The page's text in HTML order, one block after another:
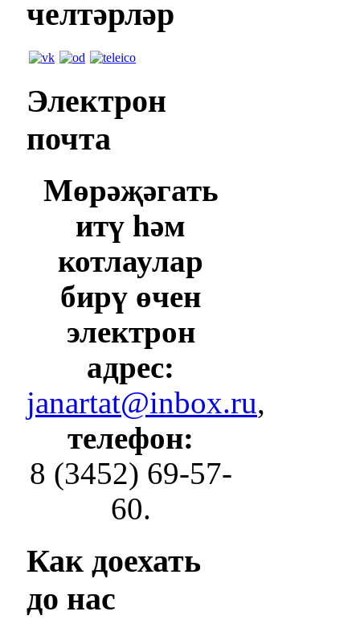
челтәрләр
Электрон
почта
Мөрәҗәгать
итү һәм
котлаулар
бирү өчен
электрон
адрес:
janartat@inbox.ru,
телефон:
8 (3452) 69-57-
60.
Как доехать
до нас